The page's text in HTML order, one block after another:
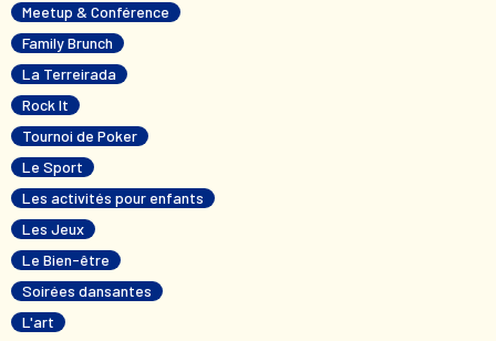
Meetup & Conférence
Family Brunch
La Terreirada
Rock It
Tournoi de Poker
Le Sport
Les activités pour enfants
Les Jeux
Le Bien-être
Soirées dansantes
L'art